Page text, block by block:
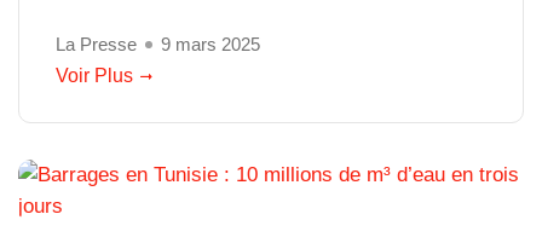
La Presse
9 mars 2025
Voir Plus